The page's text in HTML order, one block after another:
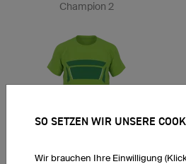
Champion 2
SO SETZEN WIR UNSERE
Wir brauchen Ihre Einwilligung